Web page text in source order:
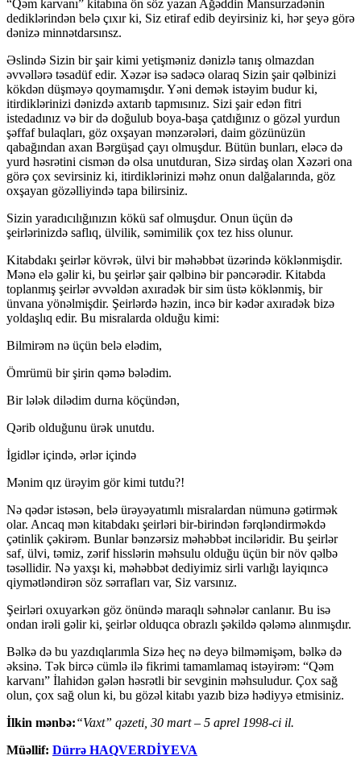
“Qəm karvanı” kitabına ön söz yazan Ağəddin Mansurzadənin
dediklərindən belə çıxır ki, Siz etiraf edib deyirsiniz ki, hər şeyə görə
dənizə minnətdarsınsz.
Əslində Sizin bir şair kimi yetişməniz dənizlə tanış olmazdan
əvvəllərə təsadüf edir. Xəzər isə sadəcə olaraq Sizin şair qəlbinizi
kökdən düşməyə qoymamışdır. Yəni demək istəyim budur ki,
itirdiklərinizi dənizdə axtarıb tapmısınız. Sizi şair edən fitri
istedadınız və bir də doğulub boya-başa çatdığınız o gözəl yurdun
şəffaf bulaqları, göz oxşayan mənzərələri, daim gözünüzün
qabağından axan Bərgüşad çayı olmuşdur. Bütün bunları, eləcə də
yurd həsrətini cismən də olsa unutduran, Sizə sirdaş olan Xəzəri ona
görə çox sevirsiniz ki, itirdiklərinizi məhz onun dalğalarında, göz
oxşayan gözəlliyində tapa bilirsiniz.
Sizin yaradıcılığınızın kökü saf olmuşdur. Onun üçün də
şeirlərinizdə saflıq, ülvilik, səmimilik çox tez hiss olunur.
Kitabdakı şeirlər kövrək, ülvi bir məhəbbət üzərində köklənmişdir.
Mənə elə gəlir ki, bu şeirlər şair qəlbinə bir pəncərədir. Kitabda
toplanmış şeirlər əvvəldən axıradək bir sim üstə köklənmiş, bir
ünvana yönəlmişdir. Şeirlərdə həzin, incə bir kədər axıradək bizə
yoldaşlıq edir. Bu misralarda olduğu kimi:
Bilmirəm nə üçün belə elədim,
Ömrümü bir şirin qəmə bələdim.
Bir lələk dilədim durna köçündən,
Qərib olduğunu ürək unutdu.
İgidlər içində, ərlər içində
Mənim qız ürəyim gör kimi tutdu?!
Nə qədər istəsən, belə ürəyəyatımlı misralardan nümunə gətirmək
olar. Ancaq mən kitabdakı şeirləri bir-birindən fərqləndirməkdə
çətinlik çəkirəm. Bunlar bənzərsiz məhəbbət inciləridir. Bu şeirlər
saf, ülvi, təmiz, zərif hisslərin məhsulu olduğu üçün bir növ qəlbə
təsəllidir. Nə yaxşı ki, məhəbbət dediyimiz sirli varlığı layiqıncə
qiymətləndirən söz sərrafları var, Siz varsınız.
Şeirləri oxuyarkən göz önündə maraqlı səhnələr canlanır. Bu isə
ondan irəli gəlir ki, şeirlər olduqca obrazlı şəkildə qələmə alınmışdır.
Bəlkə də bu yazdıqlarımla Sizə heç nə deyə bilməmişəm, bəlkə də
əksinə. Tək bircə cümlə ilə fikrimi tamamlamaq istəyirəm: “Qəm
karvanı” İlahidən gələn həsrətli bir sevginin məhsuludur. Çox sağ
olun, çox sağ olun ki, bu gözəl kitabı yazıb bizə hədiyyə etmisiniz.
İlkin mənbə:“Vaxt” qəzeti, 30 mart – 5 aprel 1998-ci il.
Müəllif: Dürrə HAQVERDİYEVA